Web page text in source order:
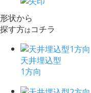
形状から
探す方はコチラ
天井埋込型
1方向